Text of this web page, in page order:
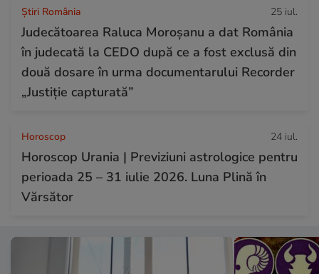
Știri România 25 iul.
Judecătoarea Raluca Moroșanu a dat România
în judecată la CEDO după ce a fost exclusă din
două dosare în urma documentarului Recorder
„Justiție capturată”
Horoscop 24 iul.
Horoscop Urania | Previziuni astrologice pentru
perioada 25 – 31 iulie 2026. Luna Plină în
Vărsător